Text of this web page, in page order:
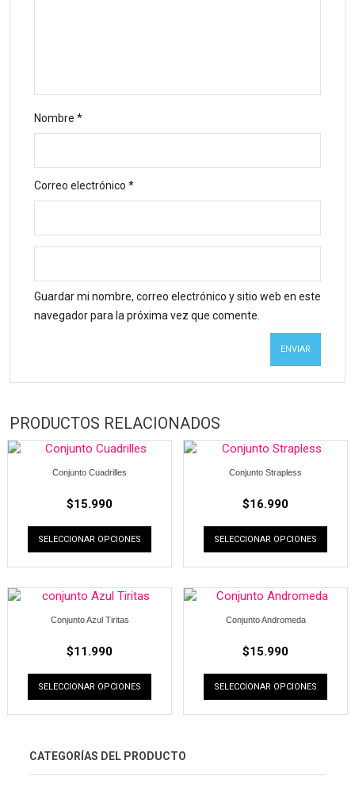
Nombre *
Correo electrónico *
Guardar mi nombre, correo electrónico y sitio web en este
navegador para la próxima vez que comente.
PRODUCTOS RELACIONADOS
Conjunto Cuadrilles
$15.990
SELECCIONAR OPCIONES
Conjunto Strapless
$16.990
SELECCIONAR OPCIONES
Conjunto Azul Tiritas
$11.990
SELECCIONAR OPCIONES
Conjunto Andromeda
$15.990
SELECCIONAR OPCIONES
CATEGORÍAS DEL PRODUCTO